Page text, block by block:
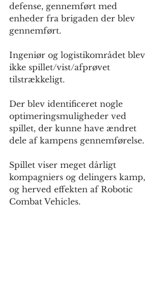
defense, gennemført med
enheder fra brigaden der blev
gennemført.
Ingeniør og logistikområdet blev
ikke spillet/vist/afprøvet
tilstrækkeligt.
Der blev identificeret nogle
optimeringsmuligheder ved
spillet, der kunne have ændret
dele af kampens gennemførelse.
Spillet viser meget dårligt
kompagniers og delingers kamp,
og herved effekten af Robotic
Combat Vehicles.